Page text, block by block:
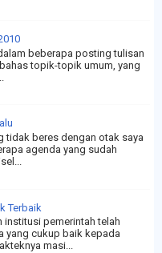
beberapa posting tulisan
topik-topik umum, yang
tidak beres dengan otak saya
agenda yang sudah
Terbaik
institusi pemerintah telah
yang cukup baik kepada
masi...